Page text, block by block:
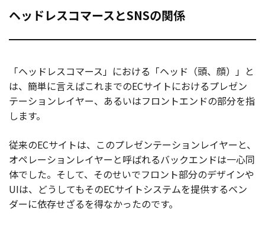
ヘッドレスコマースとSNSの関係
「ヘッドレスコマース」における「ヘッド（頭、顔）」と
は、簡単に言えばこれまでのECサイトにおけるプレゼン
テーションレイヤー、あるいはフロントエンドの部分を指
します。
従来のECサイトは、このプレゼンテーションレイヤーと、
オペレーションレイヤーと呼ばれるバックエンドは一心同
体でした。そして、そのせいでフロント部分のデザインや
UIは、どうしてもそのECサイトシステムを提供するベン
ダーに依存せざるを得なかったのです。